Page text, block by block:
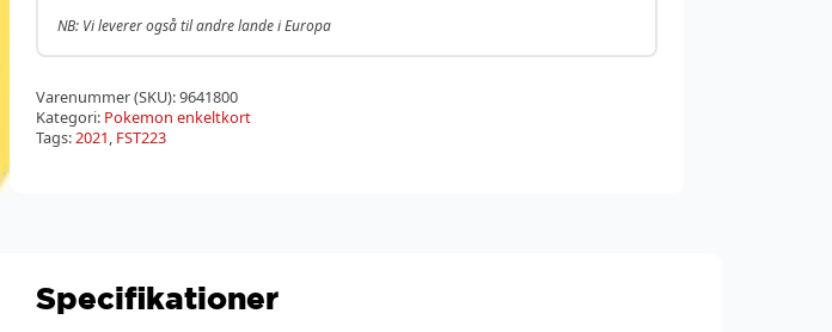
NB: Vi leverer også til andre lande i Europa
Varenummer (SKU):9641800
Kategori: Pokemon enkeltkort
Tags:2021, FST223
Specifikationer